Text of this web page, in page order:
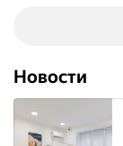
Новости